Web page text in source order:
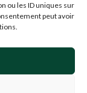
ou les ID uniques sur
peut avoir